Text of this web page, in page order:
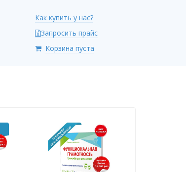
Как купить у нас?
Запросить прайс
Корзина пуста